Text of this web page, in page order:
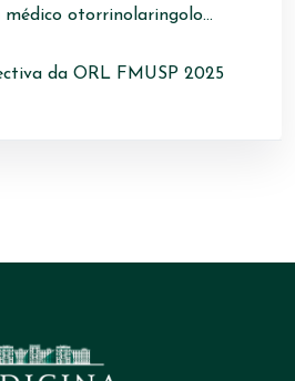
otorrinolaringolo...
da ORL FMUSP 2025